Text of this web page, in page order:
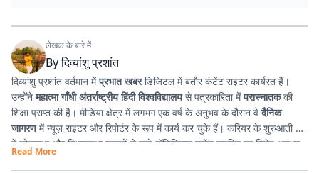
लेखक के बारे में
Byदिव्यांशु प्रशांत
दिव्यांशु प्रशांत वर्तमान मेंप्रभात खबरडिजिटल में बतौर कंटेंट राइटर कार्यरत हैं।
उन्होंनेमहात्मा गाँधी अंतर्राष्ट्रीय हिंदी विश्वविद्यालयसे पत्रकारिता मेंपरास्नातककी
शिक्षा प्राप्त की है। मीडिया क्षेत्र में लगभग एक वर्ष के अनुभव के दौरान वेदैनिक
जागरणमें न्यूज़ राइटर और रिपोर्टर के रूप में कार्य कर चुके हैं। करियर के शुरुआती दौर
में लोकसभा और विधानसभा चुनावों से जुड़े पॉलिटिकल कंटेंट राइटिंग का विशेष अनुभव
प्राप्त किया। इसके अतिरिक्त उन्होंने
Read More